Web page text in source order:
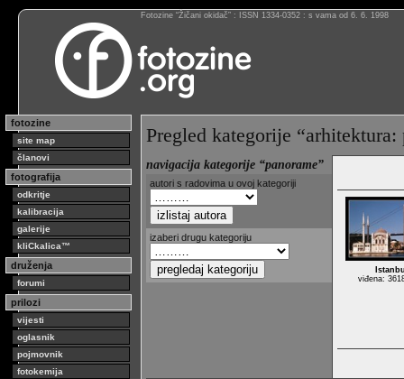
Fotozine “Žičani okidač” : ISSN 1334-0352 : s vama od 6. 6. 1998
fotozine
site map
članovi
fotografija
odkritje
kalibracija
galerije
kliCkalica™
druženja
forumi
prilozi
vijesti
oglasnik
pojmovnik
fotokemija
Pregled kategorije “arhitektura:
navigacija kategorije “panorame”
autori s radovima u ovoj kategoriji
izaberi drugu kategoriju
viđena: